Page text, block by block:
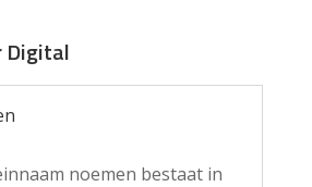
Digital
noemen bestaat in